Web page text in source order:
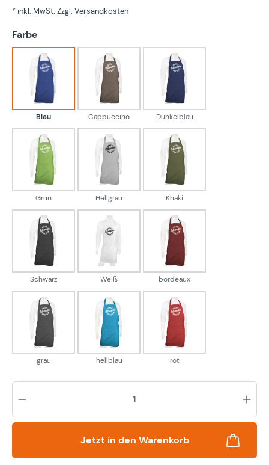
* inkl. MwSt. Zzgl. Versandkosten
Farbe
Blau
Blau
Cappuccino
Cappuccino
Dunkelblau
Dunkelblau
Grün
Grün
Hellgrau
Hellgrau
Khaki
Khaki
Schwarz
Schwarz
Weiß
Weiß
bordeaux
bordeaux
grau
grau
hellblau
hellblau
rot
rot
Jetzt in den Warenkorb